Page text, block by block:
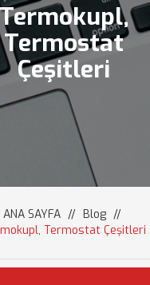
Termostat
Çeşitleri
ANA SAYFA // Blog //
Termostat Çeşitleri